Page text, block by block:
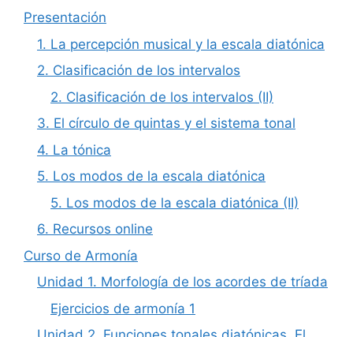
Presentación
1. La percepción musical y la escala diatónica
2. Clasificación de los intervalos
2. Clasificación de los intervalos (II)
3. El círculo de quintas y el sistema tonal
4. La tónica
5. Los modos de la escala diatónica
5. Los modos de la escala diatónica (II)
6. Recursos online
Curso de Armonía
Unidad 1. Morfología de los acordes de tríada
Ejercicios de armonía 1